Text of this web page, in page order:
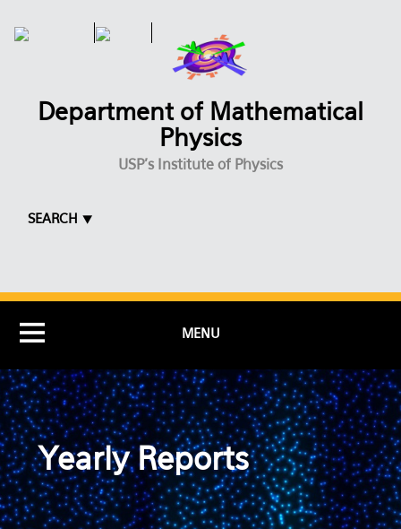
Department of Mathematical
Physics
USP's Institute of Physics
SEARCH ⯆
MENU
Yearly Reports